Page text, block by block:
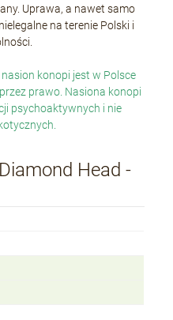
Uprawa, a nawet samo
na terenie Polski i
konopi jest w Polsce
prawo. Nasiona konopi
psychoaktywnych i nie
Head -